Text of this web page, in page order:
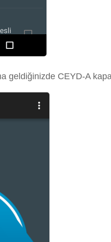
geldiğinizde CEYD-A